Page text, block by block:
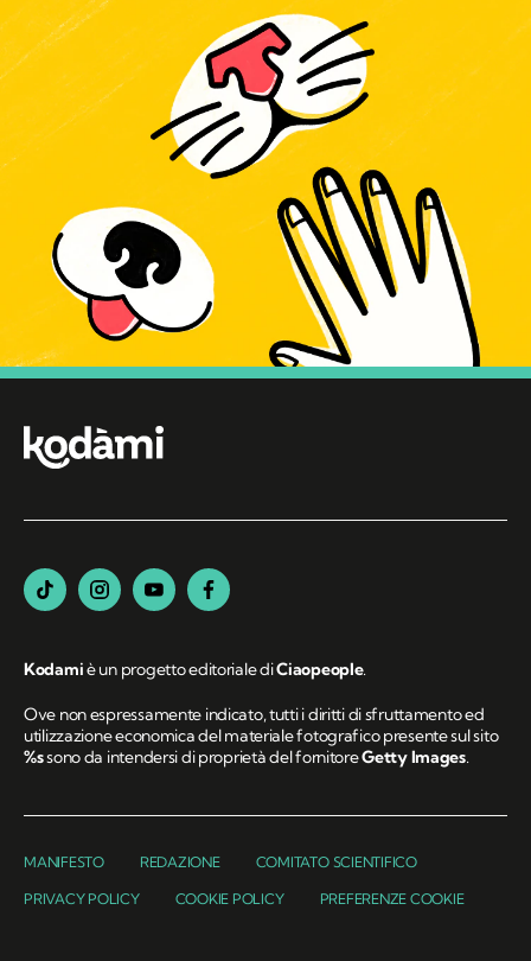
Kodamiè un progetto editoriale diCiaopeople.
Ove non espressamente indicato, tutti i diritti di sfruttamento ed
utilizzazione economica del materiale fotografico presente sul sito
%ssono da intendersi di proprietà del fornitoreGetty Images.
MANIFESTO REDAZIONE COMITATO SCIENTIFICO
PRIVACY POLICY COOKIE POLICY PREFERENZE COOKIE